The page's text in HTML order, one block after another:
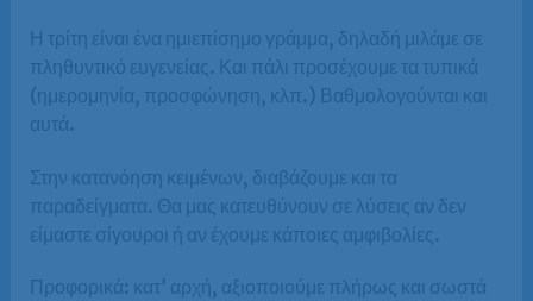
Η τρίτη είναι ένα ημιεπίσημο γράμμα, δηλαδή μιλάμε σε
πληθυντικό ευγενείας. Και πάλι προσέχουμε τα τυπικά
(ημερομηνία, προσφώνηση, κλπ.) Βαθμολογούνται και
αυτά.
Στην κατανόηση κειμένων, διαβάζουμε και τα
παραδείγματα. Θα μας κατευθύνουν σε λύσεις αν δεν
είμαστε σίγουροι ή αν έχουμε κάποιες αμφιβολίες.
Προφορικά: κατ’ αρχή, αξιοποιούμε πλήρως και σωστά